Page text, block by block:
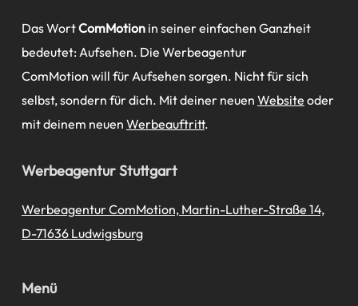
Das WortComMotionin seiner einfachen Ganzheit
bedeutet: Aufsehen. Die Werbeagentur
ComMotion will für Aufsehen sorgen. Nicht für sich
selbst, sondern für dich. Mit deiner neuen Website oder
mit deinem neuen Werbeauftritt.
Werbeagentur Stuttgart
Werbeagentur ComMotion, Martin-Luther-Straße 14,
D-71636 Ludwigsburg
Menü